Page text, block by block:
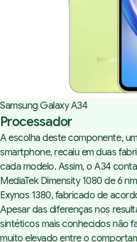
Samsung Galaxy A34
Processador
A escolha deste componente,
smartphone, recaiu em duas
cada modelo. Assim, o A34
MediaTek Dimensity 1080 de 6
Exynos 1380, fabricado de
Apesar das diferenças nos
sintéticos mais conhecidos não
muito elevado entre o